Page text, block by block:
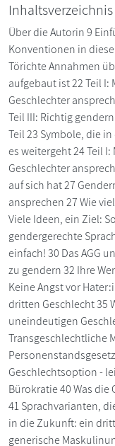
Inhaltsverzeichnis
Über die Autorin 9
Konventionen in
Törichte Annahmen
aufgebaut ist 22 Teil
Geschlechter
Teil III: Richtig
Teil 23 Symbole, die
es weitergeht 24 Teil
Geschlechter
auf sich hat 27
ansprechen 27 Wie
Viele Ideen, ein Ziel:
gendergerechte
einfach! 30 Das AGG
zu gendern 32 Ihre
Keine Angst vor
dritten Geschlecht 35
uneindeutigen
Transgeschlechtliche
Geschlechtsoption -
Bürokratie 40 Was
41 Sprachvarianten,
in die Zukunft: ein
generische